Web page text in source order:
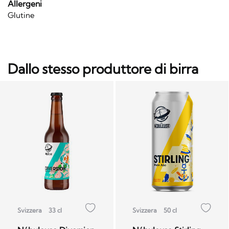
Allergeni
Glutine
Dallo stesso produttore di birra
Svizzera 33 cl Svizzera 50 cl